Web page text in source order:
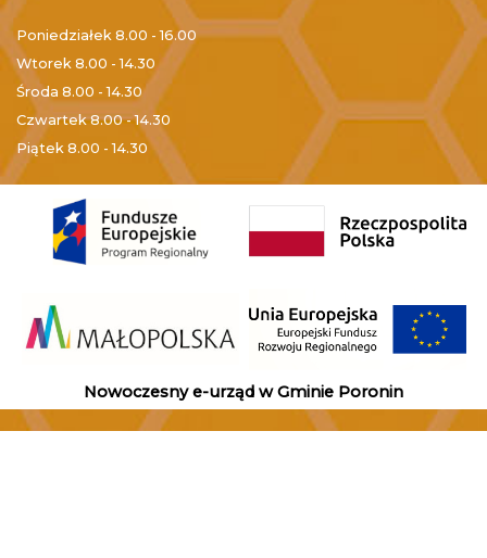
Poniedziałek 8.00 - 16.00
Wtorek 8.00 - 14.30
Środa 8.00 - 14.30
Czwartek8.00 - 14.30
Piątek 8.00 - 14.30
Nowoczesny e-urząd w Gminie Poronin